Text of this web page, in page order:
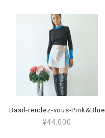
Basil-rendez-vous-Pink&Blue
¥44,000